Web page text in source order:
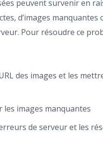
peuvent survenir en
d’images manquantes
Pour résoudre ce
des images et les
les images manquantes
de serveur et les